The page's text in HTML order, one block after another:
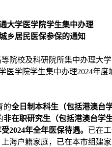
大学医学院学生集中办理
乡居民医保参保的通知
院校及科研院所集中办理大
医学院学生集中办理2024年度
的全日制本科生（包括港澳台
非在职研究生（包括港澳台学
受2024年全年医保待遇。 已在
海户籍家庭，已在本市组建